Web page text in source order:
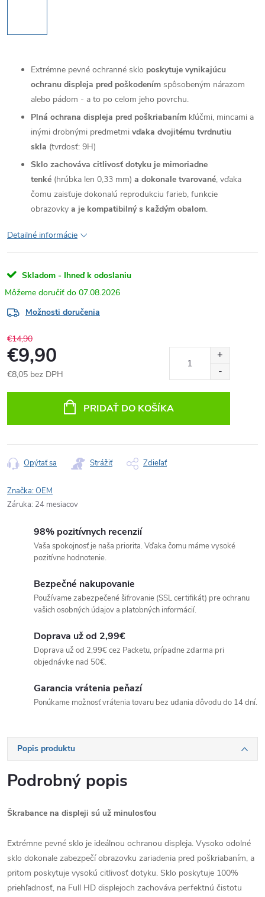
Extrémne pevné ochranné sklo poskytuje vynikajúcu
ochranu displeja pred poškodením spôsobeným nárazom
alebo pádom - a to po celom jeho povrchu.
Plná ochrana displeja pred poškriabaním kľúčmi, mincami a
inými drobnými predmetmi vďaka dvojitému tvrdnutiu
skla (tvrdosť: 9H)
Sklo zachováva citlivosť dotyku je mimoriadne
tenké (hrúbka len 0,33 mm) a dokonale tvarované, vďaka
čomu zaisťuje dokonalú reprodukciu farieb, funkcie
obrazovky a je kompatibilný s každým obalom.
Detailné informácie
Skladom - Ihneď k odoslaniu
07.08.2026
Možnosti doručenia
€14,90
€9,90
€8,05 bez DPH
PRIDAŤ DO KOŠÍKA
Opýtať sa Strážiť Zdieľať
Značka:OEM
Záruka: 24 mesiacov
98% pozitívnych recenzií
Vaša spokojnosť je naša priorita. Vďaka čomu máme vysoké
pozitívne hodnotenie.
Bezpečné nakupovanie
Používame zabezpečené šifrovanie (SSL certifikát) pre ochranu
vašich osobných údajov a platobných informácií.
Doprava už od 2,99€
Doprava už od 2,99€ cez Packetu, prípadne zdarma pri
objednávke nad 50€.
Garancia vrátenia peňazí
Ponúkame možnosť vrátenia tovaru bez udania dôvodu do 14 dní.
Popis produktu
Podrobný popis
Škrabance na displeji sú už minulosťou
Extrémne pevné sklo je ideálnou ochranou displeja. Vysoko odolné
sklo dokonale zabezpečí obrazovku zariadenia pred poškriabaním, a
pritom poskytuje vysokú citlivosť dotyku. Sklo poskytuje 100%
priehľadnosť, na Full HD displejoch zachováva perfektnú čistotu